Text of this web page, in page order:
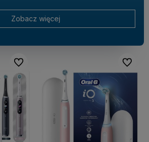
Zobacz więcej
Do ulubionych Do